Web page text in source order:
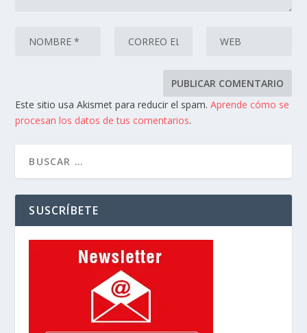
Este sitio usa Akismet para reducir el spam.Aprende cómo se
procesan los datos de tus comentarios.
SUSCRÍBETE